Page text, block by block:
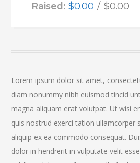
Raised:$0.00 $0.00
Lorem ipsum dolor sit amet,
diam nonummy nibh euismod tincid
magna aliquam erat volutpat. Ut wisi
quis nostrud exerci tation ullamcorper
aliquip ex ea commodo consequat.
dolor in hendrerit in vulputate velit